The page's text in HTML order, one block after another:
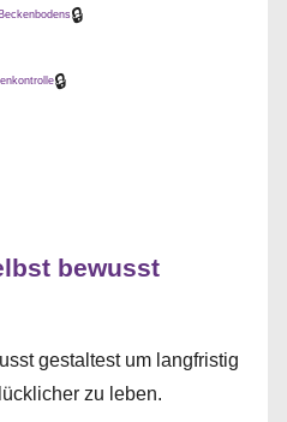
🔒
🔒
bewusst
gestaltest um langfristig
zu leben.